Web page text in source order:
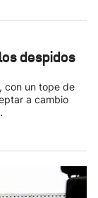
despidos
con un tope de
a cambio